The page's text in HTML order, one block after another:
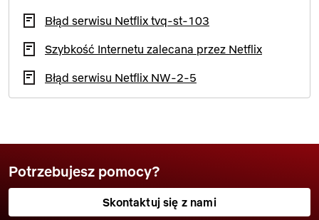
Błąd serwisu Netflix tvq-st-103
Szybkość Internetu zalecana przez Netflix
Błąd serwisu Netflix NW-2-5
Potrzebujesz pomocy?
Skontaktuj się z nami